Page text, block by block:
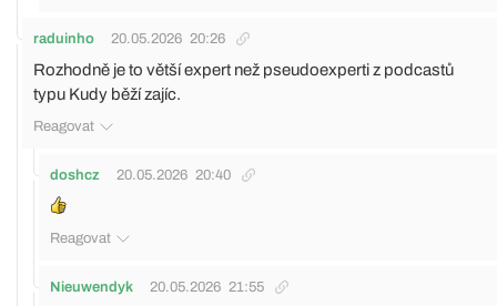
raduinho 20.05.2026 20:26
Rozhodně je to větší expert než pseudoexperti z podcastů
typu Kudy běží zajíc.
Reagovat
doshcz 20.05.2026 20:40
Reagovat
Nieuwendyk 20.05.2026 21:55